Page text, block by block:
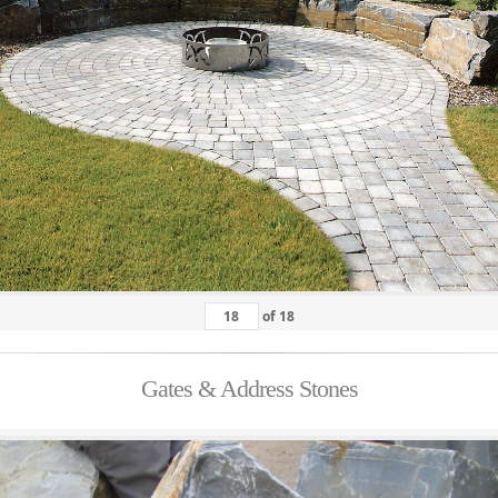
of 18
Gates & Address Stones